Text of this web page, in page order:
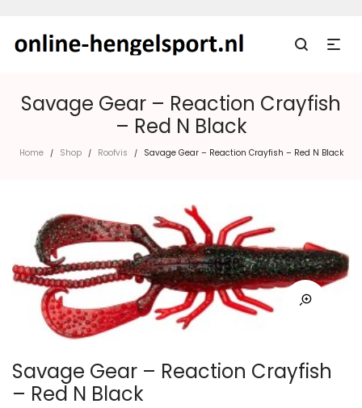
Savage Gear – Reaction Crayfish
– Red N Black
Home / Shop / Roofvis / Savage Gear – Reaction Crayfish – Red N Black
Savage Gear – Reaction Crayfish
– Red N Black